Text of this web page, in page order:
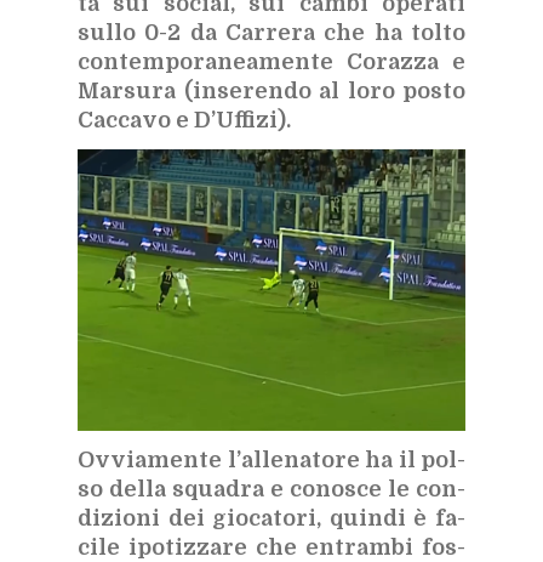
sul­lo 0-2 da Car­re­ra che ha tol­to
con­tem­po­ra­nea­men­te Co­raz­za e
Mar­su­ra (in­se­ren­do al loro po­sto
Cac­ca­vo e D’Uf­fi­zi).
Ov­via­men­te l’al­le­na­to­re ha il pol­
so del­la squa­dra e co­no­sce le con­
di­zio­ni dei gio­ca­to­ri, quin­di è fa­
ci­le ipo­tiz­za­re che en­tram­bi fos­